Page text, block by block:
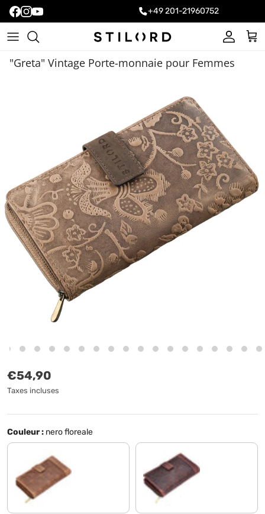
+49 201-21960752
Compte
"Greta" Vintage Porte-monnaie pour Femmes
Prix habituel
€54,90
Taxes incluses
Couleur : nero floreale
nevada - marron borgogna